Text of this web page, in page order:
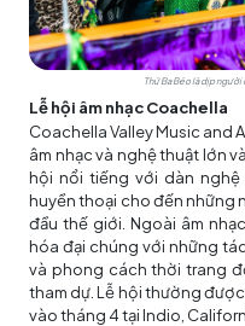
Thứ Ba Béo là dịp người
Lễ hội âm nhạc Coachella
Coachella Valley Music and
âm nhạc và nghệ thuật lớn
hội nổi tiếng với dàn
huyền thoại cho đến những
đầu thế giới. Ngoài âm
hóa đại chúng với những
và phong cách thời trang
tham dự. Lễ hội thường
vào tháng 4 tại Indio,